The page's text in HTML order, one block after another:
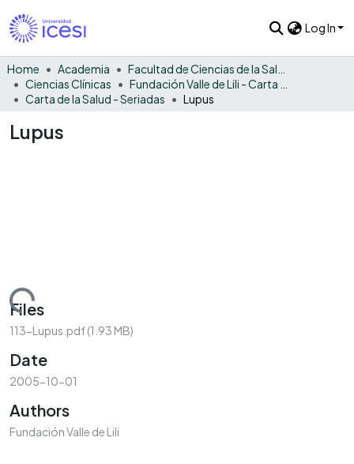
Log In
Home Academia
Ciencias Clínicas
Carta de la Salud - Seriadas
Lupus
Lupus
Loading...
Files
113-Lupus.pdf(1.93 MB)
Date
2005-10-01
Authors
Fundación Valle de Lili